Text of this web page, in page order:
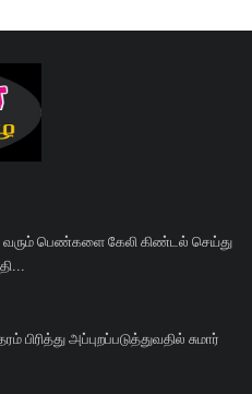
பெண்களை கேலி கிண்டல் செய்து
பிரித்து அப்புறப்படுத்துவதில் சுமார்